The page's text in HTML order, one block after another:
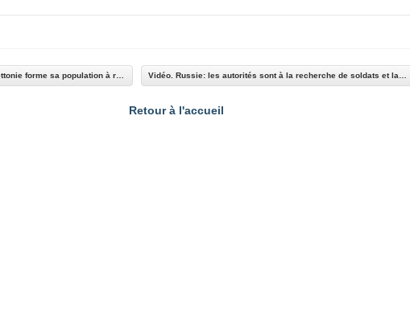
Retour à l'accueil